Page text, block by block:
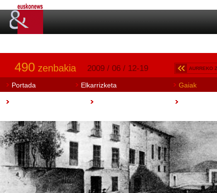
490 zenbakia 2009 / 06 / 12-19 AURREKO
Portada Elkarrizketa Gaiak